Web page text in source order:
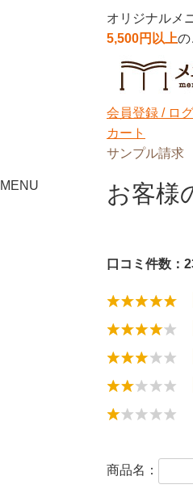
オリジナルメ
5,500円以上の
会員登録 / ロ
カート
サンプル請求
MENU お客様
口コミ件数：
商品名：